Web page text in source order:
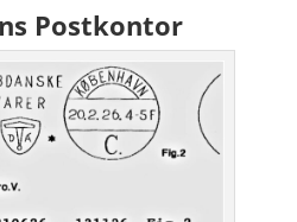
Postkontor